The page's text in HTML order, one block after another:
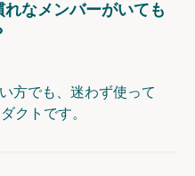
なメンバーがいても
方でも、迷わず使って
クトです。